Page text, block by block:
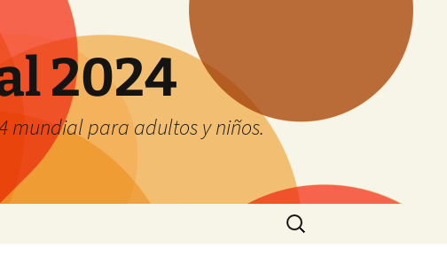
2024
mundial para adultos y niños.
Buscar: